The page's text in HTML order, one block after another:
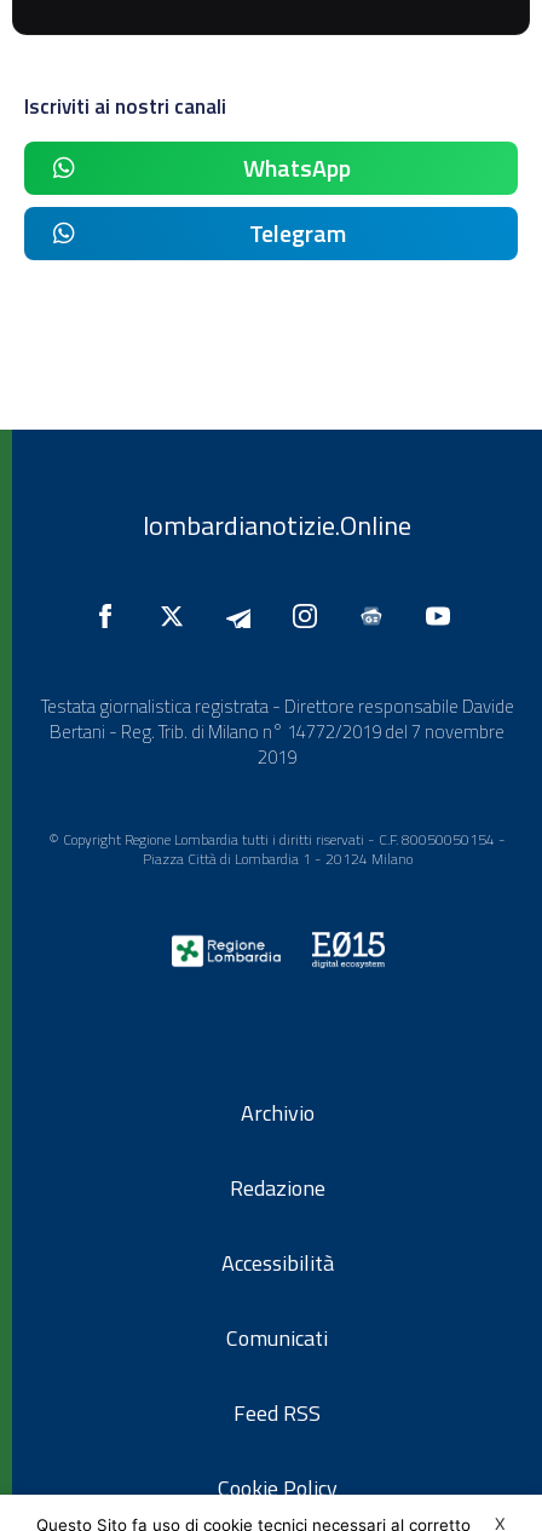
Iscriviti ai nostri canali
WhatsApp
Telegram
lombardianotizie.Online
Testata giornalistica registrata - Direttore responsabile Davide
Bertani - Reg. Trib. di Milano n° 14772/2019 del 7 novembre
2019
© Copyright Regione Lombardia tutti i diritti riservati - C.F. 80050050154 -
Piazza Città di Lombardia 1 - 20124 Milano
Archivio
Redazione
Accessibilità
Comunicati
Feed RSS
Cookie Policy
X
Questo Sito fa uso di cookie tecnici necessari al corretto